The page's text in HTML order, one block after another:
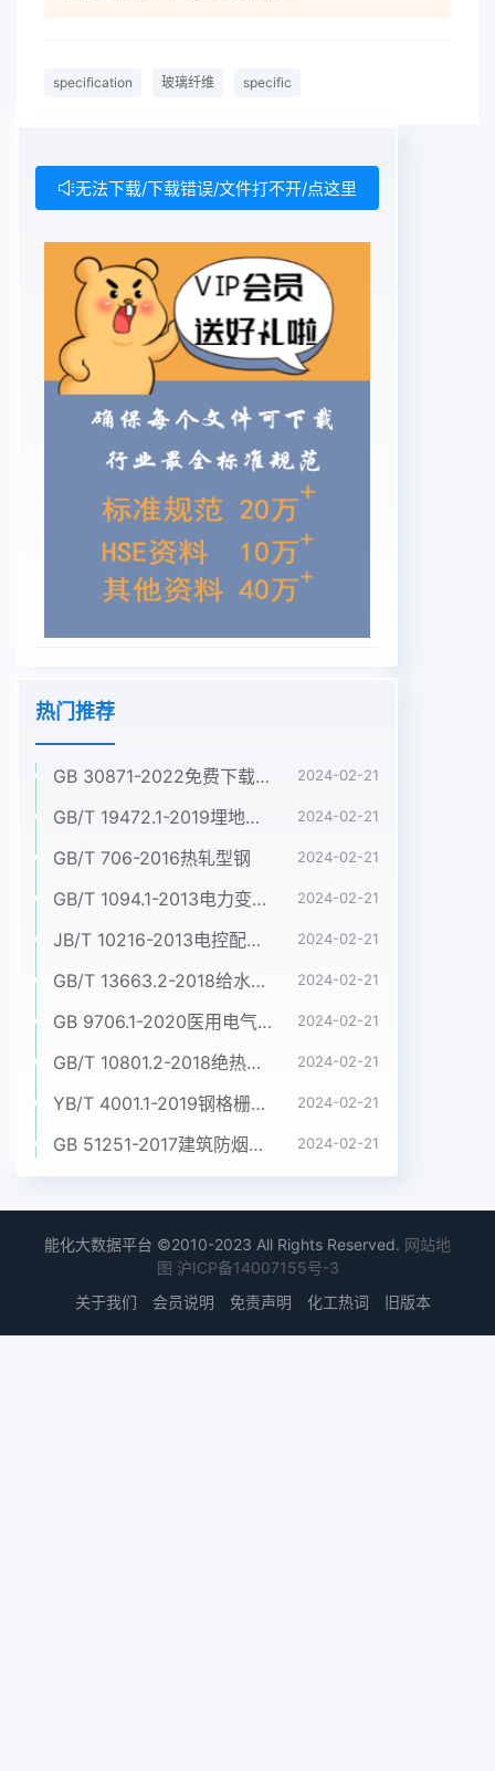
specification 玻璃纤维 specific
无法下载/下载错误/文件打不开/点这里
热门推荐
GB 30871-2022免费下载危险化学品企业特殊作业安全规范 2024-02-21
GB/T 19472.1-2019埋地用聚乙烯(PE)结构壁管道系统 第1部分:聚乙烯双壁波纹管材 2024-02-21
GB/T 706-2016热轧型钢 2024-02-21
GB/T 1094.1-2013电力变压器 第1部分:总则 2024-02-21
JB/T 10216-2013电控配电用电缆桥架 2024-02-21
GB/T 13663.2-2018给水用聚乙烯(PE)管道系统 第2部分:管材 2024-02-21
GB 9706.1-2020医用电气设备 第1部分:基本安全和基本性能的通用要求 2024-02-21
GB/T 10801.2-2018绝热用挤塑聚苯乙烯泡沫塑料(XPS) 2024-02-21
YB/T 4001.1-2019钢格栅板及配套件 第1部分:钢格栅板 2024-02-21
GB 51251-2017建筑防烟排烟系统技术标准 2024-02-21
能化大数据平台 ©2010-2023 All Rights Reserved. 网站地
图 沪ICP备14007155号-3
关于我们
会员说明 免责声明 化工热词 旧版本